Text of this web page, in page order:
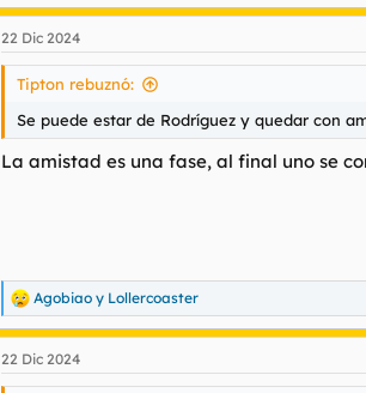
e
a
c
c
e
s
22 Dic 2024
Tipton rebuznó:
Se puede estar de Rodríguez y quedar con
La amistad es una fase, al final uno se
R
e
a
c
c
Agobiao y Lollercoaster
22 Dic 2024